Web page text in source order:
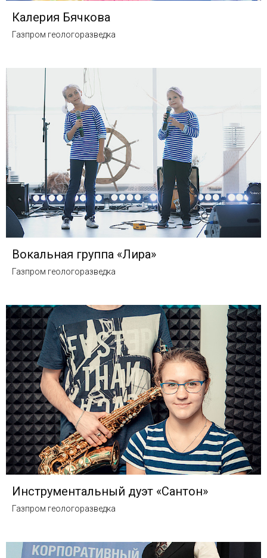
Калерия Бячкова
Газпром геологоразведка
Вокальная группа «Лира»
Газпром геологоразведка
Инструментальный дуэт «Сантон»
Газпром геологоразведка